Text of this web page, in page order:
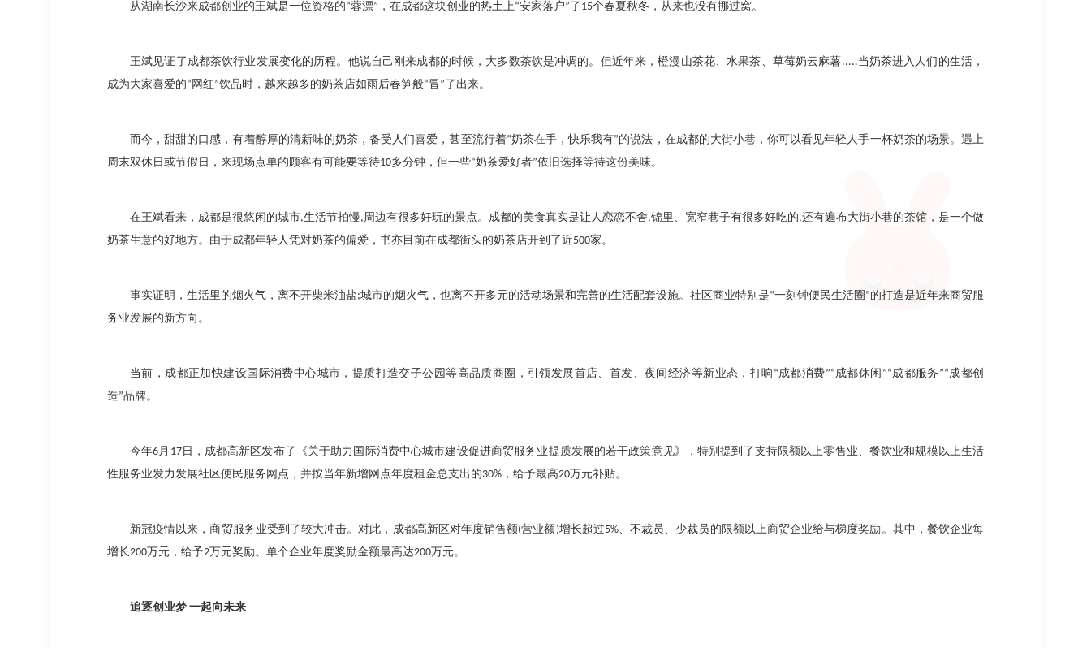
从湖南长沙来成都创业的王斌是一位资格的“蓉漂” ，在成都这块创业的热土上“安家落户” 了 15个春夏秋冬，从来也没有挪过窝。
王斌见证了成都茶饮行业发展变化的历程。他说自己刚来成都的时候，大多数茶饮是冲调的。但近年来，橙漫山茶花、水果茶、草莓奶云麻薯.....当奶茶进入人们的生活，
成为大家喜爱的“ 网红”饮品时，越来越多的奶茶店如雨后春笋般“冒 ” 了出来。
而今，甜甜的口感，有着醇厚的清新味的奶茶，备受人们喜爱，甚至流行着“奶茶在手，快乐我有”的说法，在成都的大街小巷，你可以看见年轻人手一杯奶茶的场景。遇上
周末双休日或节假日，来现场点单的顾客有可能要等待10多分钟，但一些“奶茶爱好者”依旧选择等待这份美味。
在王斌看来，成都是很悠闲的城市,生活节拍慢,周边有很多好玩的景点。成都的美食真实是让人恋恋不舍,锦里、宽窄巷子有很多好吃的,还有遍布大街小巷的茶馆，是一个做
奶茶生意的好地方。由于成都年轻人凭对奶茶的偏爱，书亦目前在成都街头的奶茶店开到了近500家。
事实证明，生活里的烟火气，离不开柴米油盐;城市的烟火气，也离不开多元的活动场景和完善的生活配套设施。社区商业特别是“一刻钟便民生活圈 ”的打造是近年来商贸服
务业发展的新方向。
当前，成都正加快建设国际消费中心城市，提质打造交子公园等高品质商圈，引领发展首店、首发、夜间经济等新业态，打响 “成都消费”“成都休闲 ”“成都服务 ”“成都创
造”品牌。
今年6月 17日，成都高新区发布了《关于助力国际消费中心城市建设促进商贸服务业提质发展的若干政策意见》，特别提到了支持限额以上零售业、餐饮业和规模以上生活
性服务业发力发展社区便民服务网点，并按当年新增网点年度租金总支出的30% ，给予最高20万元补贴。
新冠疫情以来，商贸服务业受到了较大冲击。对此，成都高新区对年度销售额(营业额 )增长超过5%、不裁员、少裁员的限额以上商贸企业给与梯度奖励。其中，餐饮企业每
增长200万元，给予2万元奖励。单个企业年度奖励金额最高达200万元。
追逐创业梦 一起向未来